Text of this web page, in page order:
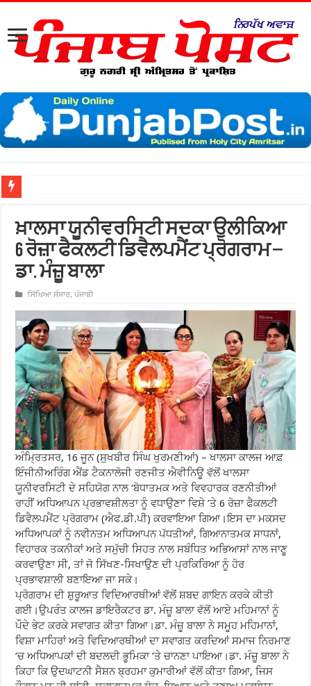
ਖ਼ਾਲਸਾ ਯੂਨੀਵਰਸਿਟੀ ਸਦਕਾ ਉਲੀਕਿਆ
6 ਰੋਜ਼ਾ ਫੈਕਲਟੀ ਡਿਵੈਲਪਮੈਂਟ ਪ੍ਰੋਗਰਾਮ –
ਡਾ. ਮੰਜ਼ੂ ਬਾਲਾ
ਸਿੱਖਿਆ ਸੰਸਾਰ,ਪੰਜਾਬੀ
ਅੰਮ੍ਰਿਤਸਰ, 16 ਜੂਨ (ਸੁਖਬੀਰ ਸਿੰਘ ਖੁਰਮਣੀਆਂ) – ਖਾਲਸਾ ਕਾਲਜ ਆਫ਼
ਇੰਜੀਨੀਅਰਿੰਗ ਐਂਡ ਟੈਕਨਾਲੋਜੀ ਰਣਜੀਤ ਐਵੀਨਿਊ ਵੱਲੋਂ ਖਾਲਸਾ
ਯੂਨੀਵਰਸਿਟੀ ਦੇ ਸਹਿਯੋਗ ਨਾਲ ‘ਬੋਧਾਤਮਕ ਅਤੇ ਵਿਵਹਾਰਕ ਰਣਨੀਤੀਆਂ
ਰਾਹੀਂ ਅਧਿਆਪਨ ਪ੍ਰਭਾਵਸ਼ੀਲਤਾ ਨੂੰ ਵਧਾਉਣਾ’ ਵਿਸ਼ੇ ’ਤੇ 6 ਰੋਜ਼ਾ ਫੈਕਲਟੀ
ਡਿਵੈਲਪਮੈਂਟ ਪ੍ਰੋਗਰਾਮ (ਐਫ.ਡੀ.ਪੀ) ਕਰਵਾਇਆ ਗਿਆ।ਇਸ ਦਾ ਮਕਸਦ
ਅਧਿਆਪਕਾਂ ਨੂੰ ਨਵੀਨਤਮ ਅਧਿਆਪਨ ਪੱਧਤੀਆਂ, ਗਿਆਨਾਤਮਕ ਸਾਧਨਾਂ,
ਵਿਹਾਰਕ ਤਕਨੀਕਾਂ ਅਤੇ ਸਮੁੱਚੀ ਸਿਹਤ ਨਾਲ ਸਬੰਧਿਤ ਅਭਿਆਸਾਂ ਨਾਲ ਜਾਣੂ
ਕਰਵਾਉਣਾ ਸੀ, ਤਾਂ ਜੋ ਸਿੱਖਣ-ਸਿਖਾਉਣ ਦੀ ਪ੍ਰਕਿਰਿਆ ਨੂੰ ਹੋਰ
ਪ੍ਰਭਾਵਸ਼ਾਲੀ ਬਣਾਇਆ ਜਾ ਸਕੇ।
ਪ੍ਰੋਗਰਾਮ ਦੀ ਸ਼ੁਰੂਆਤ ਵਿਦਿਆਰਥੀਆਂ ਵੱਲੋਂ ਸ਼ਬਦ ਗਾਇਨ ਕਰਕੇ ਕੀਤੀ
ਗਈ।ਉਪਰੰਤ ਕਾਲਜ ਡਾਇਰੈਕਟਰ ਡਾ. ਮੰਜ਼ੂ ਬਾਲਾ ਵੱਲੋਂ ਆਏ ਮਹਿਮਾਨਾਂ ਨੂੰ
ਪੌਦੇ ਭੇਟ ਕਰਕੇ ਸਵਾਗਤ ਕੀਤਾ ਗਿਆ।ਡਾ. ਮੰਜ਼ੂ ਬਾਲਾ ਨੇ ਸਮੂਹ ਮਹਿਮਾਨਾਂ,
ਵਿਸ਼ਾ ਮਾਹਿਰਾਂ ਅਤੇ ਵਿਦਿਆਰਥੀਆਂ ਦਾ ਸਵਾਗਤ ਕਰਦਿਆਂ ਸਮਾਜ ਨਿਰਮਾਣ
’ਚ ਅਧਿਆਪਕਾਂ ਦੀ ਬਦਲਦੀ ਭੂਮਿਕਾ ’ਤੇ ਚਾਨਣਾ ਪਾਇਆ।ਡਾ. ਮੰਜ਼ੂ ਬਾਲਾ ਨੇ
ਕਿਹਾ ਕਿ ਉਦਘਾਟਨੀ ਸੈਸ਼ਨ ਬ੍ਰਹਮਾ ਕੁਮਾਰੀਆਂ ਵੱਲੋਂ ਕੀਤਾ ਗਿਆ, ਜਿਸ